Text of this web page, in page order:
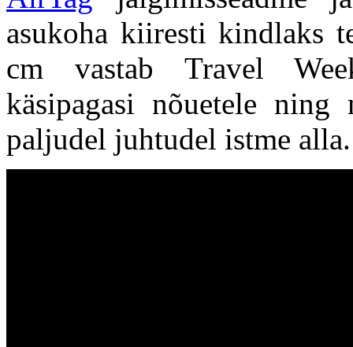
asukoha kiiresti kindlaks
cm vastab Travel
käsipagasi nõuetele
paljudel juhtudel istme alla.